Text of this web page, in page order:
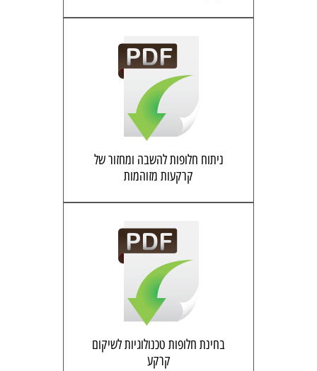
ניתוח חלופות להשבה ומחזור של
קרקעות מזוהמות
בחינת חלופות טכנולוגיות לשיקום
קרקע